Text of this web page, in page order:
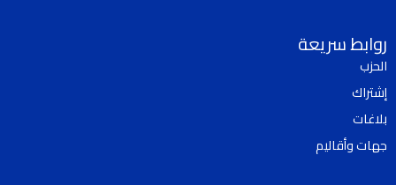
b
o
o
k
a
روابط سريعة
الحزب
إشتراك
بلاغات
جهات وأقاليم